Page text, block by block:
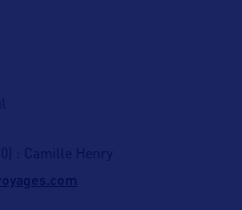
: Camille Henry